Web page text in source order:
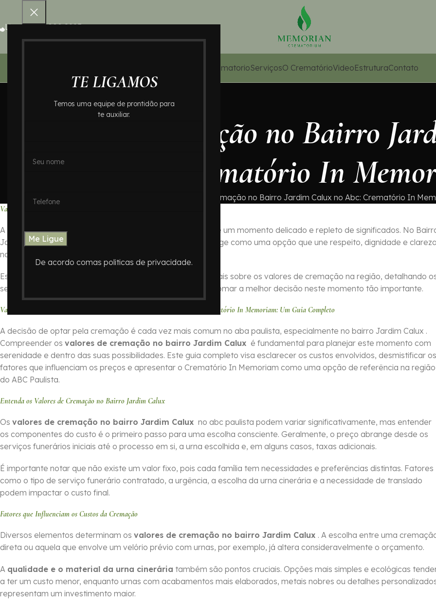
TE LIGAMOS
Temos uma equipe de prontidão para
te auxiliar.
De acordo comas politicas de privacidade.
Ligue 0800 000 8995
Home – CrematorioServiçosO CrematórioVideoEstruturaContato
Valores de Cremação no Bairro
Abc: Crematório In
Valores de Cremação no Bairro Jardim Calux no Abc: Crematório In
Valores de Cremação no Bairro Jardim Calux : Crematório In Memoriam
A decisão de como honrar a memória de um ente querido é um momento delicado e repleto de significados. No
Jardim Calux , ABC Paulista, o
surge como uma opção que une respeito, dignidade e
nos procedimentos.
Este guia foi elaborado para oferecer informações essenciais sobre os valores de cremação na região, detalhando
serviços do Crematório In Memoriam e auxiliando você a tomar a melhor decisão neste momento tão importante.
Valores de Cremação no Bairro Jardim Calux no ABC Paulista com o Crematório In Memoriam: Um Guia Completo
A decisão de optar pela cremação é cada vez mais comum no aba paulista, especialmente no bairro Jardim Calux .
Compreender os valores de cremação no bairro Jardim Calux é fundamental para planejar este momento com
serenidade e dentro das suas possibilidades. Este guia completo visa esclarecer os custos envolvidos, desmistificar os
fatores que influenciam os preços e apresentar o Crematório In Memoriam como uma opção de referência na região
do ABC Paulista.
Entenda os Valores de Cremação no Bairro Jardim Calux
Os valores de cremação no bairro Jardim Calux no abc paulista podem variar significativamente, mas entender
os componentes do custo é o primeiro passo para uma escolha consciente. Geralmente, o preço abrange desde os
serviços funerários iniciais até o processo em si, a urna escolhida e, em alguns casos, taxas adicionais.
É importante notar que não existe um valor fixo, pois cada família tem necessidades e preferências distintas. Fatores
como o tipo de serviço funerário contratado, a urgência, a escolha da urna cinerária e a necessidade de translado
podem impactar o custo final.
Fatores que Influenciam os Custos da Cremação
Diversos elementos determinam os valores de cremação no bairro Jardim Calux . A escolha entre uma
direta ou aquela que envolve um velório prévio com urnas, por exemplo, já altera consideravelmente o orçamento.
A qualidade e o material da urna cinerária também são pontos cruciais. Opções mais simples e ecológicas
a ter um custo menor, enquanto urnas com acabamentos mais elaborados, metais nobres ou detalhes
representam um investimento maior.